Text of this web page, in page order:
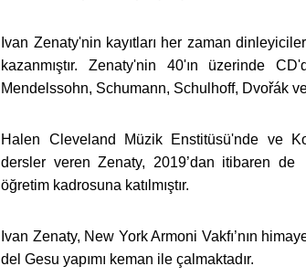
Ivan Zenaty'nin kayıtları her zaman
kazanmıştır. Zenaty'nin 40'ın üzerinde
Mendelssohn, Schumann, Schulhoff, Dvořák
Halen Cleveland Müzik Enstitüsü'nde ve
dersler veren Zenaty, 2019’dan itibaren
öğretim kadrosuna katılmıştır.
Ivan Zenaty, New York Armoni Vakfı’nın
del Gesu yapımı keman ile çalmaktadır.